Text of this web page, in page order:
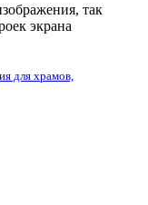
так
экрана
для храмов,